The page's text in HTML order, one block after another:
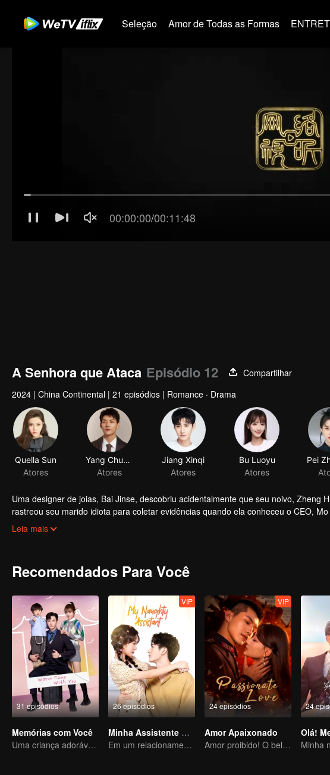
Seleção Amor de Todas as Formas
A Senhora que Ataca Episódio 12
Compartilhar
2024 | China Continental | 21 episódios | Romance · Drama
Uma designer de joias, Bai Jinse, descobriu acidentalmente que seu noivo, Zheng
rastreou seu marido idiota para coletar evidências quando ela conheceu o CEO,
deram bem e decidiram se casar por contrato. Após o casamento, Mo Sinian
Leia mais
Recomendados Para Você
31 episódios
Memórias com Você
Uma criança adorável ajuda pais falsos a transformarem em realidade
26 episódios
VIP
Minha Assistente Atrevida
Em um relacionamento com um ídolo
24 episódios
VIP
Amor Apaixonado
Amor proibido! O belo jovem tortura sua cunhada, primeiro amor
24
Olá!